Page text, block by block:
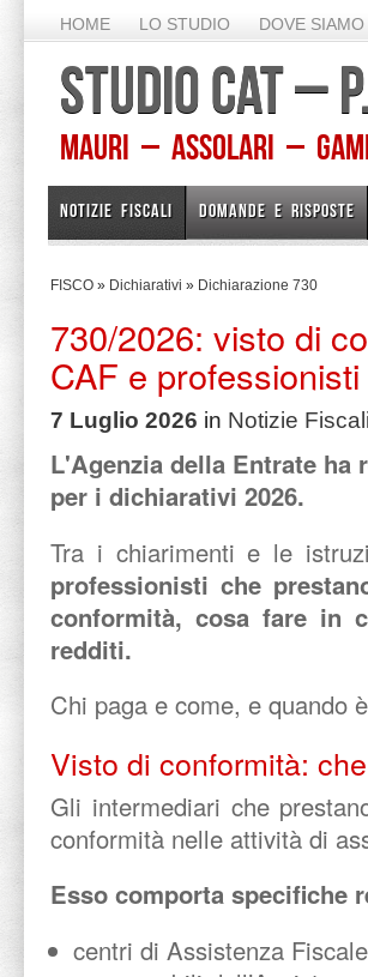
HOME LO STUDIO DOVE SIAMO
STUDIO CAT
Mauri – Assolari – Gamba
NOTIZIE FISCALI DOMANDE E RISPOSTE
FISCO » Dichiarativi » Dichiarazione 730
730/2026: visto di
CAF e professionisti
7 Luglio 2026 in Notizie Fiscali
L'Agenzia della Entrate ha
per i dichiarativi 2026.
Tra i chiarimenti e le
professionisti che
conformità, cosa fare in
redditi.
Chi paga e come, e quando
Visto di conformità:
Gli intermediari che
conformità nelle attività di
Esso comporta specifiche
centri di Assistenza